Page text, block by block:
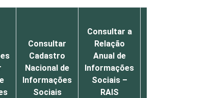
Consultar
Cadastro
Nacional de
Informações
Sociais
Consultar a
Relação
Anual de
Informações
Sociais –
RAIS